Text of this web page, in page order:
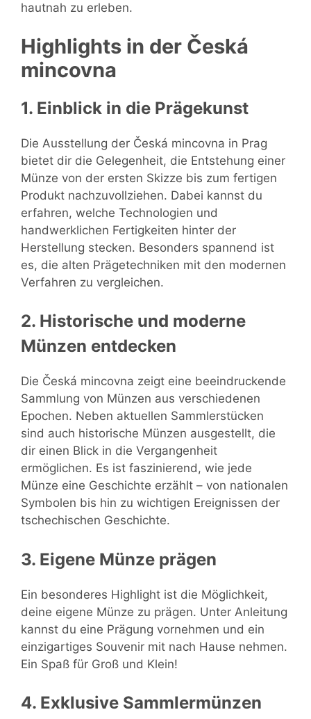
hautnah zu erleben.
Highlights in der Česká
mincovna
1. Einblick in die Prägekunst
Die Ausstellung der Česká mincovna in Prag
bietet dir die Gelegenheit, die Entstehung einer
Münze von der ersten Skizze bis zum fertigen
Produkt nachzuvollziehen. Dabei kannst du
erfahren, welche Technologien und
handwerklichen Fertigkeiten hinter der
Herstellung stecken. Besonders spannend ist
es, die alten Prägetechniken mit den modernen
Verfahren zu vergleichen.
2. Historische und moderne
Münzen entdecken
Die Česká mincovna zeigt eine beeindruckende
Sammlung von Münzen aus verschiedenen
Epochen. Neben aktuellen Sammlerstücken
sind auch historische Münzen ausgestellt, die
dir einen Blick in die Vergangenheit
ermöglichen. Es ist faszinierend, wie jede
Münze eine Geschichte erzählt – von nationalen
Symbolen bis hin zu wichtigen Ereignissen der
tschechischen Geschichte.
3. Eigene Münze prägen
Ein besonderes Highlight ist die Möglichkeit,
deine eigene Münze zu prägen. Unter Anleitung
kannst du eine Prägung vornehmen und ein
einzigartiges Souvenir mit nach Hause nehmen.
Ein Spaß für Groß und Klein!
4. Exklusive Sammlermünzen